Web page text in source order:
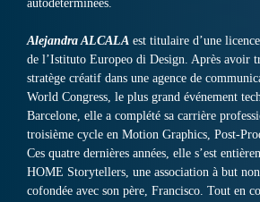
autodéterminées.
Alejandra ALCALA est titulaire d’une
de l’Istituto Europeo di Design. Après avoir
stratège créatif dans une agence de
World Congress, le plus grand événement
Barcelone, elle a complété sa carrière
troisième cycle en Motion Graphics, Post-
Ces quatre dernières années, elle s’est
HOME Storytellers, une association à but
cofondée avec son père, Francisco. Tout en